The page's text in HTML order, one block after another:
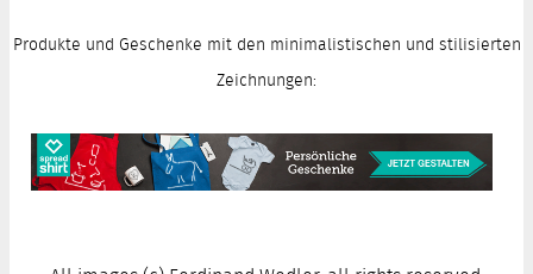
Produkte und Geschenke mit den minimalistischen und stilisierten
Zeichnungen: